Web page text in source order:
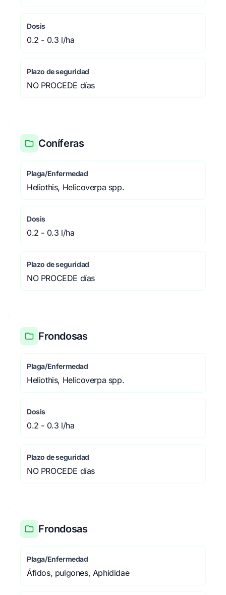
Dosis
0.2 - 0.3 l/ha
Plazo de seguridad
NO PROCEDE días
Coníferas
Plaga/Enfermedad
Heliothis, Helicoverpa spp.
Dosis
0.2 - 0.3 l/ha
Plazo de seguridad
NO PROCEDE días
Frondosas
Plaga/Enfermedad
Heliothis, Helicoverpa spp.
Dosis
0.2 - 0.3 l/ha
Plazo de seguridad
NO PROCEDE días
Frondosas
Plaga/Enfermedad
Áfidos, pulgones, Aphididae